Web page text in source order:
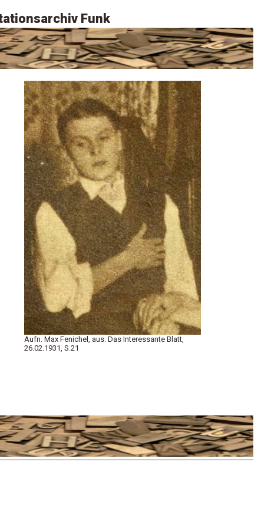
Funk
Aufn. Max Fenichel, aus: Das Interessante Blatt,
26.02.1931, S.21